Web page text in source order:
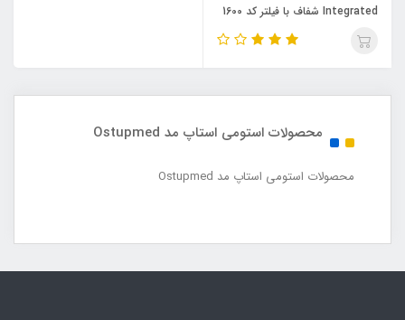
Integrated شفاف با فیلتر کد 1600
Ostupmed
محصولات استومی استاپ مد Ostupmed
محصولات استومی استاپ مد Ostupmed